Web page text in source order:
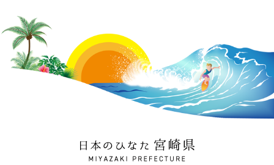
日本のひなた 宮崎県
MIYAZAKI PREFECTURE